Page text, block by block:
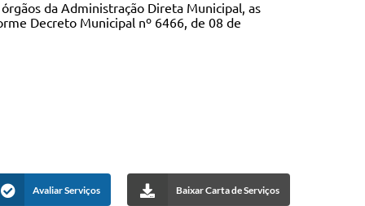
da Administração Direta Municipal, as
Decreto Municipal nº 6466, de 08 de
Avaliar Serviços Baixar Carta de Serviços